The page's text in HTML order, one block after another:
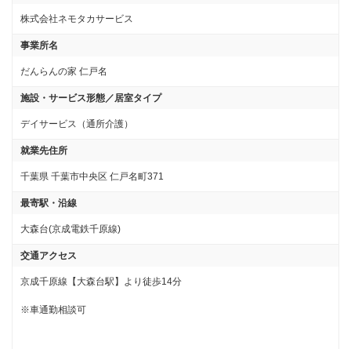
株式会社ネモタカサービス
事業所名
だんらんの家 仁戸名
施設・サービス形態／居室タイプ
デイサービス（通所介護）
就業先住所
千葉県 千葉市中央区 仁戸名町371
最寄駅・沿線
大森台(京成電鉄千原線)
交通アクセス
京成千原線【大森台駅】より徒歩14分
※車通勤相談可